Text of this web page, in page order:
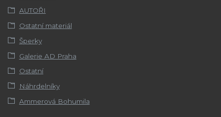
AUTOŘI
Ostatní materiál
Šperky
Galerie AD Praha
Ostatní
Náhrdelníky
Ammerová Bohumila